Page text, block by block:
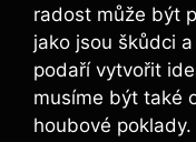
radost může být
jako jsou škůdci
podaří vytvořit
musíme být také
houbové